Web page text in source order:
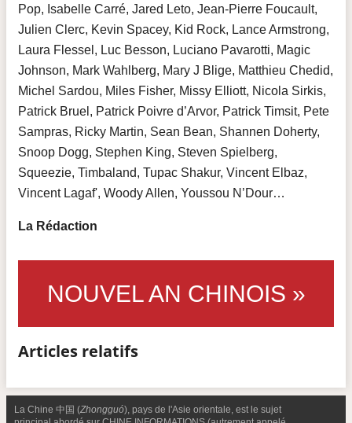
Pop, Isabelle Carré, Jared Leto, Jean-Pierre Foucault,
Julien Clerc, Kevin Spacey, Kid Rock, Lance Armstrong,
Laura Flessel, Luc Besson, Luciano Pavarotti, Magic
Johnson, Mark Wahlberg, Mary J Blige, Matthieu Chedid,
Michel Sardou, Miles Fisher, Missy Elliott, Nicola Sirkis,
Patrick Bruel, Patrick Poivre d’Arvor, Patrick Timsit, Pete
Sampras, Ricky Martin, Sean Bean, Shannen Doherty,
Snoop Dogg, Stephen King, Steven Spielberg,
Squeezie, Timbaland, Tupac Shakur, Vincent Elbaz,
Vincent Lagaf', Woody Allen, Youssou N’Dour…
La Rédaction
NOUVEL AN CHINOIS »
Articles relatifs
La Chine 中国 (Zhongguó), pays de l'Asie orientale, est le sujet